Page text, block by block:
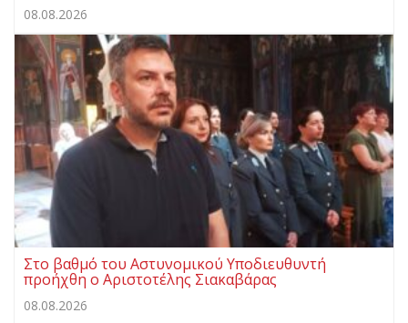
08.08.2026
Στο βαθμό του Αστυνομικού Υποδιευθυντή
προήχθη ο Αριστοτέλης Σιακαβάρας
08.08.2026